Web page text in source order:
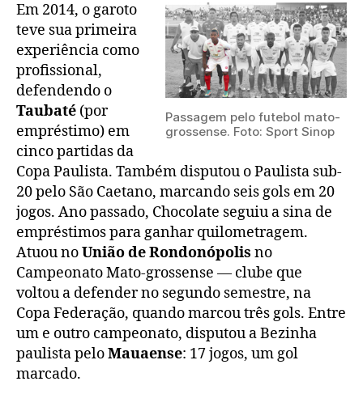
Passagem pelo futebol mato-
grossense. Foto: Sport Sinop
Em 2014, o garoto
teve sua primeira
experiência como
profissional,
defendendo o
Taubaté (por
empréstimo) em
cinco partidas da
Copa Paulista. Também disputou o Paulista sub-
20 pelo São Caetano, marcando seis gols em 20
jogos. Ano passado, Chocolate seguiu a sina de
empréstimos para ganhar quilometragem.
Atuou noUnião de Rondonópolis no
Campeonato Mato-grossense — clube que
voltou a defender no segundo semestre, na
Copa Federação, quando marcou três gols. Entre
um e outro campeonato, disputou a Bezinha
paulista peloMauaense: 17 jogos, um gol
marcado.